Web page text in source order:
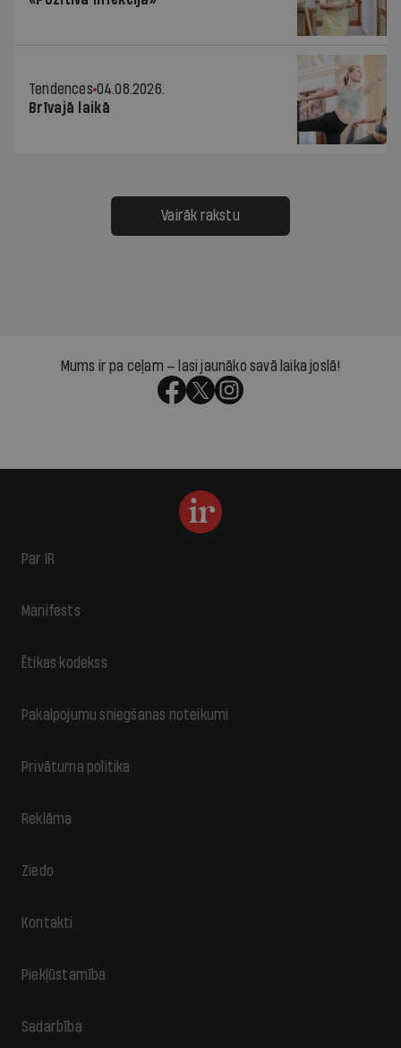
Tendences 04.08.2026.
Brīvajā laikā
Vairāk rakstu
Mums ir pa ceļam — lasi jaunāko savā laika joslā!
Par IR
Manifests
Ētikas kodekss
Pakalpojumu sniegšanas noteikumi
Privātuma politika
Reklāma
Ziedo
Kontakti
Piekļūstamība
Sadarbība